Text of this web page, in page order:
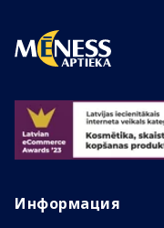
Информация